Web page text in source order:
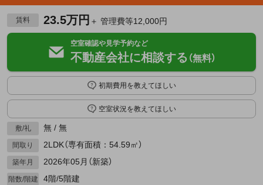
賃料 23.5万円 ＋ 管理費等12,000円
空室確認や見学予約など
不動産会社に相談する （無料）
初期費用を教えてほしい
空室状況を教えてほしい
敷/礼 無 / 無
間取り 2LDK（専有面積：54.59㎡）
築年月 2026年05月（新築）
階数/階建 4階/5階建